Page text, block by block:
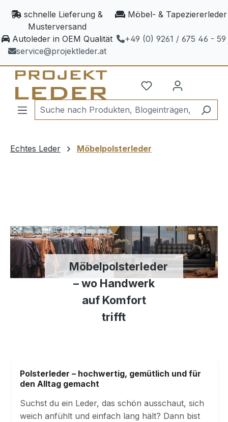
Zum Hauptinhalt springen
schnelle Lieferung &
Musterversand
Möbel- & Tapeziererleder
Autoleder in OEM Qualität
+49 (0) 9261 / 675 46 - 59
service@projektleder.at
Echtes Leder Möbelpolsterleder
Möbelpolsterleder
– wo Handwerk
auf Komfort
trifft
Polsterleder – hochwertig, gemütlich und für
den Alltag gemacht
Suchst du ein Leder, das schön ausschaut, sich
weich anfühlt und einfach lang hält? Dann bist